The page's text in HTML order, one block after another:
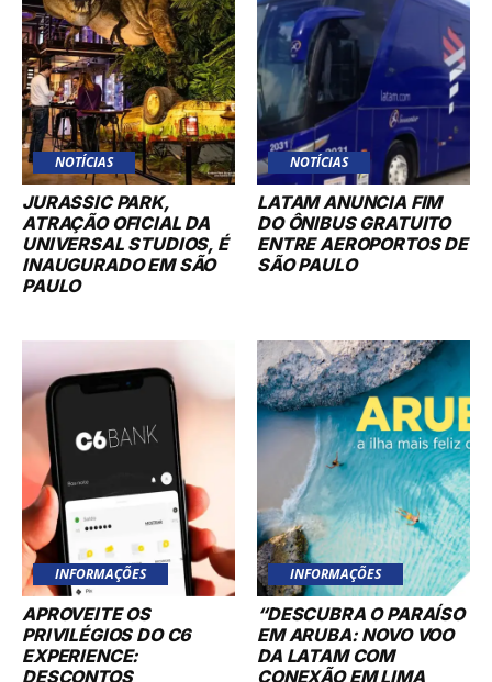
NOTÍCIAS
JURASSIC PARK,
ATRAÇÃO OFICIAL DA
UNIVERSAL STUDIOS, É
INAUGURADO EM SÃO
PAULO
NOTÍCIAS
LATAM ANUNCIA FIM
DO ÔNIBUS GRATUITO
ENTRE AEROPORTOS DE
SÃO PAULO
INFORMAÇÕES
APROVEITE OS
PRIVILÉGIOS DO C6
EXPERIENCE:
DESCONTOS
INFORMAÇÕES
“DESCUBRA O PARAÍSO
EM ARUBA: NOVO VOO
DA LATAM COM
CONEXÃO EM LIMA